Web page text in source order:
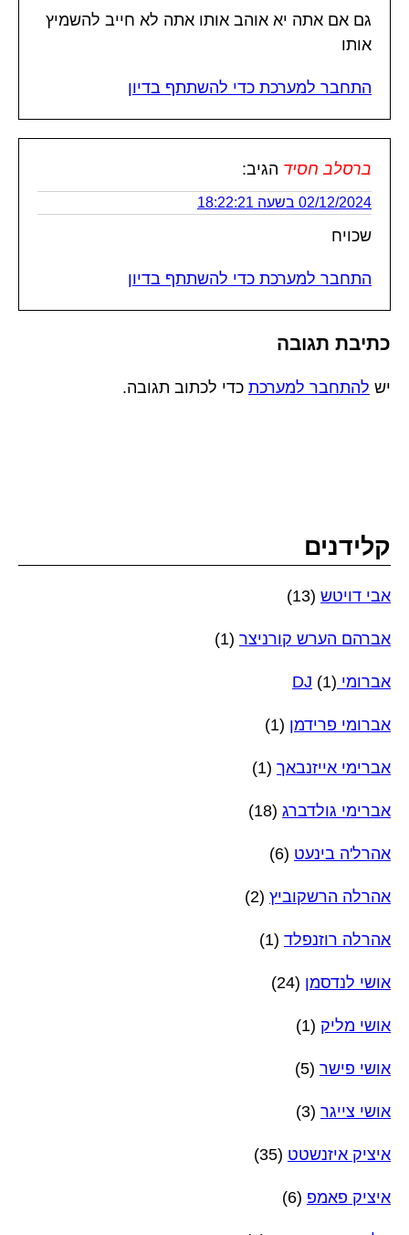
גם אם אתה יא אוהב אותו אתה לא חייב להשמיץ
אותו
התחבר למערכת כדי להשתתף בדיון
ברסלב חסיד הגיב:
02/12/2024 בשעה 18:22:21
שכויח
התחבר למערכת כדי להשתתף בדיון
כתיבת תגובה
יש להתחבר למערכת כדי לכתוב תגובה.
קלידנים
אבי דויטש (13)
אברהם הערש קורניצר (1)
אברומי DJ (1)
אברומי פרידמן (1)
אברימי אייזנבאך (1)
אברימי גולדברג (18)
אהרל'ה בינעט (6)
אהרלה הרשקוביץ (2)
אהרלה רוזנפלד (1)
אושי לנדסמן (24)
אושי מליק (1)
אושי פישר (5)
אושי צייגר (3)
איציק איזנשטט (35)
איציק פאמפ (6)